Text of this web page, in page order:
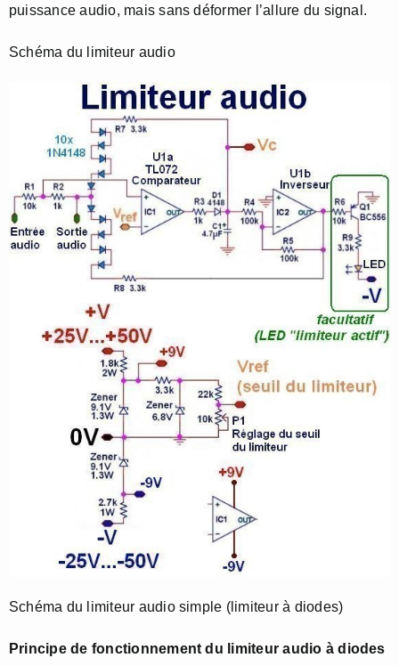
puissance audio, mais sans déformer l’allure du signal.
Schéma du limiteur audio
Schéma du limiteur audio simple (limiteur à diodes)
Principe de fonctionnement du limiteur audio à diodes